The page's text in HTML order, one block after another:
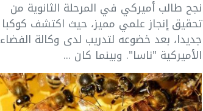
نجح طالب أميركي في المرحلة الثانوية من
تحقيق إنجاز علمي مميز، حيث اكتشف كوكبا
جديدا، بعد خضوعه لتدريب لدى وكالة الفضاء
الأميركية "ناسا". وبينما كان ...